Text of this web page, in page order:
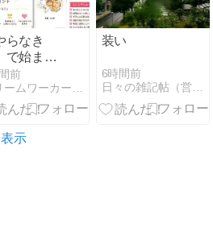
らなき
で始まる
はやめよ
前
装い
6時間前
示